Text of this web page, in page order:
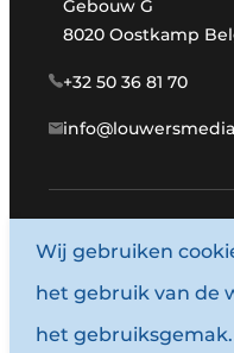
Gebouw G
8020 Oostkamp
+32 50 36 81 70
© 1987 -
Wij gebruiken
het gebruik van de
het gebruiksgemak.